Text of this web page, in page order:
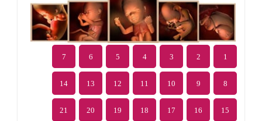
1
2
3
4
5
6
7
8
9
10
11
12
13
14
15
16
17
18
19
20
21